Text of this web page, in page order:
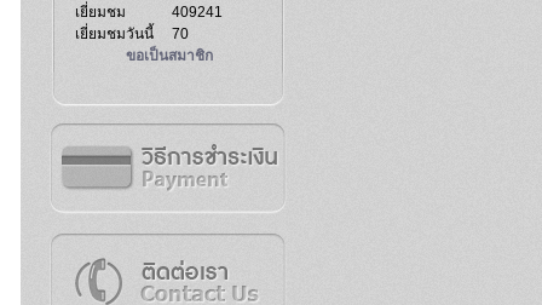
เยี่ยมชม
409241
เยี่ยมชมวันนี้
70
ขอเป็นสมาชิก